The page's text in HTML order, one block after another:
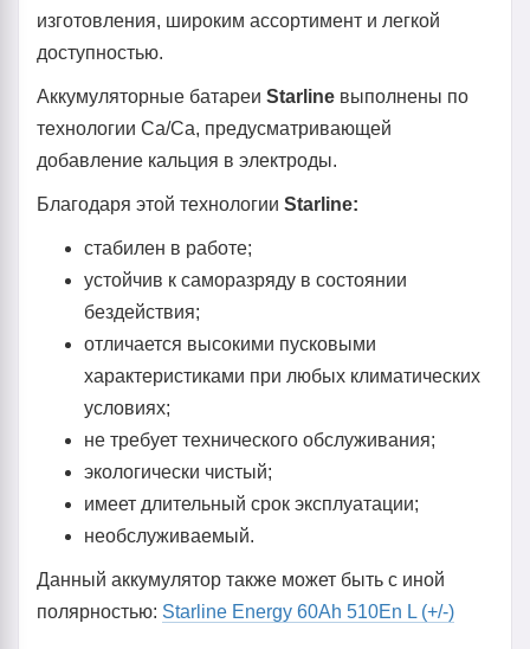
изготовления, широким ассортимент и легкой
доступностью.
Аккумуляторные батареи Starline выполнены по
технологии Ca/Ca, предусматривающей
добавление кальция в электроды.
Благодаря этой технологии Starline:
стабилен в работе;
устойчив к саморазряду в состоянии
бездействия;
отличается высокими пусковыми
характеристиками при любых климатических
условиях;
не требует технического обслуживания;
экологически чистый;
имеет длительный срок эксплуатации;
необслуживаемый.
Данный аккумулятор также может быть с иной
полярностью: Starline Energy 60Ah 510En L (+/-)